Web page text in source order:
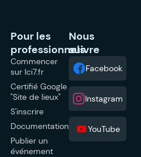
Pour les
professionnels
Commencer
sur Ici7.fr
Certifié Google
"Site de lieux"
S'inscrire
Documentation
Publier un
événement
Nous
suivre
Facebook
Instagram
YouTube